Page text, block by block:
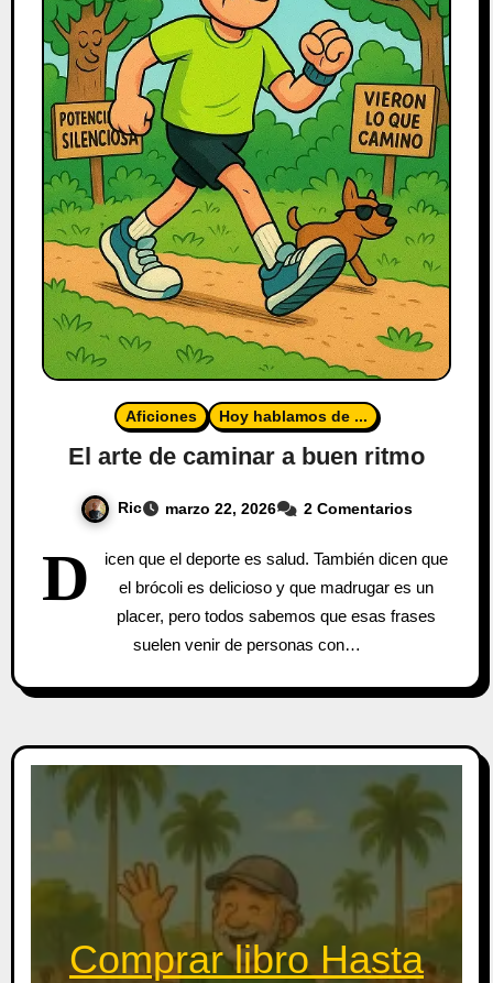
Aficiones Hoy hablamos de ...
El arte de caminar a buen ritmo
Ric marzo 22, 2026 2 Comentarios
D
icen que el deporte es salud. También dicen que
el brócoli es delicioso y que madrugar es un
placer, pero todos sabemos que esas frases
suelen venir de personas con…
Comprar libro Hasta